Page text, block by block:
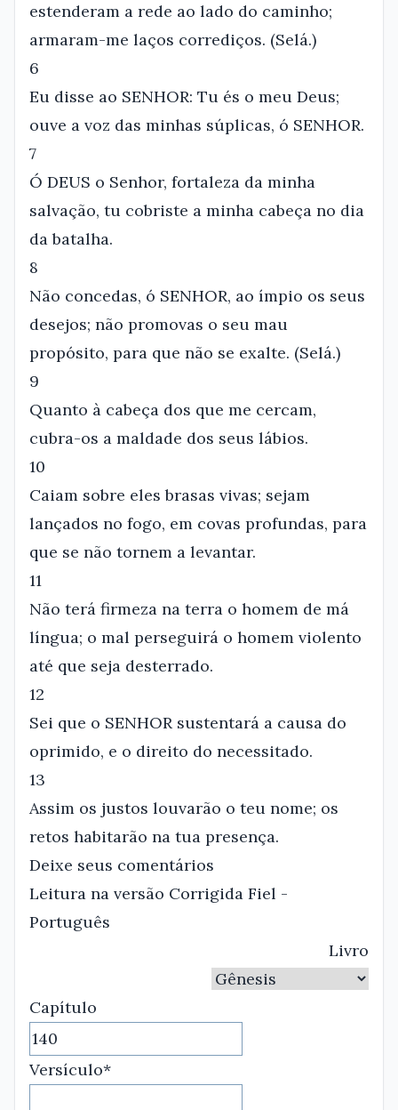
estenderam a rede ao lado do caminho;
armaram-me laços corrediços. (Selá.)
6
Eu disse ao SENHOR: Tu és o meu Deus;
ouve a voz das minhas súplicas, ó SENHOR.
7
Ó DEUS o Senhor, fortaleza da minha
salvação, tu cobriste a minha cabeça no dia
da batalha.
8
Não concedas, ó SENHOR, ao ímpio os seus
desejos; não promovas o seu mau
propósito, para que não se exalte. (Selá.)
9
Quanto à cabeça dos que me cercam,
cubra-os a maldade dos seus lábios.
10
Caiam sobre eles brasas vivas; sejam
lançados no fogo, em covas profundas, para
que se não tornem a levantar.
11
Não terá firmeza na terra o homem de má
língua; o mal perseguirá o homem violento
até que seja desterrado.
12
Sei que o SENHOR sustentará a causa do
oprimido, e o direito do necessitado.
13
Assim os justos louvarão o teu nome; os
retos habitarão na tua presença.
Deixe seus comentários
Leitura na versão Corrigida Fiel -
Português
Livro
Capítulo
Versículo*